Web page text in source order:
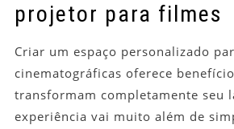
projetor para filmes
Criar um espaço personalizado
cinematográficas oferece
transformam completamente seu
experiência vai muito além de